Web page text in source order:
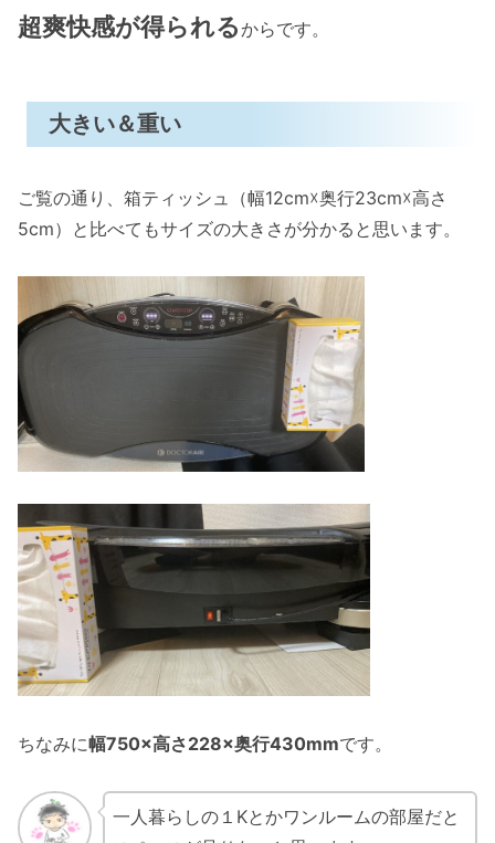
超爽快感が得られるからです。
大きい＆重い
ご覧の通り、箱ティッシュ（幅12cm☓奥行23cm☓高さ
5cm）と比べてもサイズの大きさが分かると思います。
ちなみに幅750×高さ228×奥行430mmです。
一人暮らしの１Kとかワンルームの部屋だと